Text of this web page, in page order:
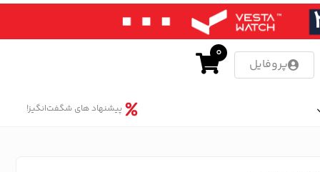
پروفایل
0
پیشنهاد های شگفت‌انگیز!